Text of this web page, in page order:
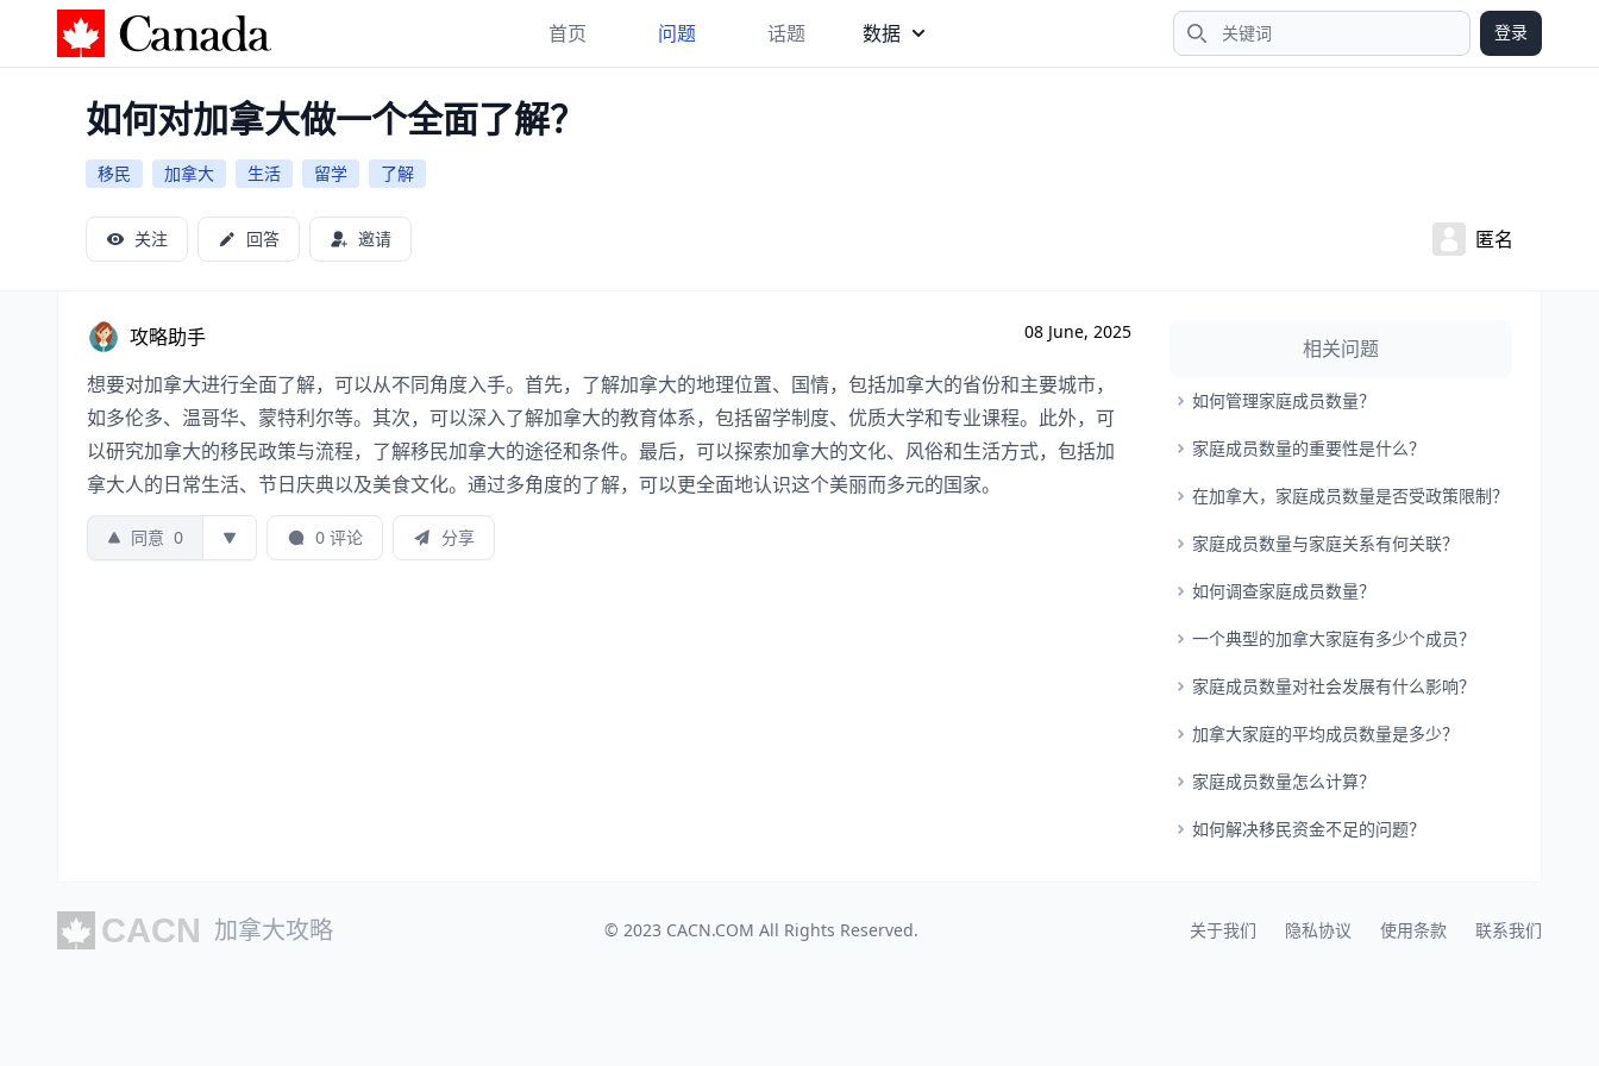
加拿大攻略 搜索
登录
首页 问题 话题 数据
如何对加拿大做一个全面了解？
移民 加拿大 生活 留学 了解
关注 回答 邀请 匿名
攻略助手 08 June, 2025
想要对加拿大进行全面了解，可以从不同角度入手。首先，了解加拿大的地理位置、国情，包括加拿大的省份和主要城市，
如多伦多、温哥华、蒙特利尔等。其次，可以深入了解加拿大的教育体系，包括留学制度、优质大学和专业课程。此外，可
以研究加拿大的移民政策与流程，了解移民加拿大的途径和条件。最后，可以探索加拿大的文化、风俗和生活方式，包括加
拿大人的日常生活、节日庆典以及美食文化。通过多角度的了解，可以更全面地认识这个美丽而多元的国家。
同意 0 0 评论 分享
相关问题
如何管理家庭成员数量？
家庭成员数量的重要性是什么？
在加拿大，家庭成员数量是否受政策限制？
家庭成员数量与家庭关系有何关联？
如何调查家庭成员数量？
一个典型的加拿大家庭有多少个成员？
家庭成员数量对社会发展有什么影响？
加拿大家庭的平均成员数量是多少？
家庭成员数量怎么计算？
如何解决移民资金不足的问题？
加拿大攻略 关于我们 隐私协议 使用条款 联系我们
© 2023 CACN.COM All Rights Reserved.